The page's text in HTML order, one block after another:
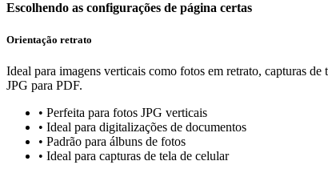
Escolhendo as configurações de página certas
Orientação retrato
Ideal para imagens verticais como fotos em retrato, capturas
JPG para PDF.
• Perfeita para fotos JPG verticais
• Ideal para digitalizações de documentos
• Padrão para álbuns de fotos
• Ideal para capturas de tela de celular